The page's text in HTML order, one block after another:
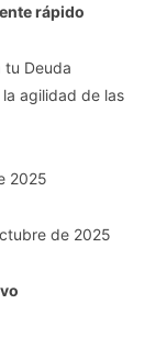
rápido
tu Deuda
agilidad de las
2025
de 2025